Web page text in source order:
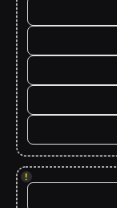
!